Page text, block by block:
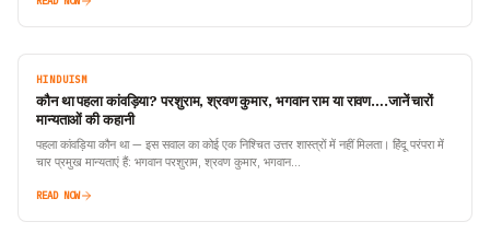
HINDUISM
कौन था पहला कांवड़िया? परशुराम, श्रवण कुमार, भगवान राम या रावण….जानें चारों
मान्यताओं की कहानी
पहला कांवड़िया कौन था — इस सवाल का कोई एक निश्चित उत्तर शास्त्रों में नहीं मिलता। हिंदू परंपरा में
चार प्रमुख मान्यताएं हैं: भगवान परशुराम, श्रवण कुमार, भगवान…
READ NOW